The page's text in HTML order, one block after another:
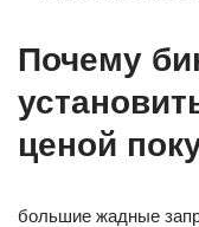
Почему
ценой
большие жадные